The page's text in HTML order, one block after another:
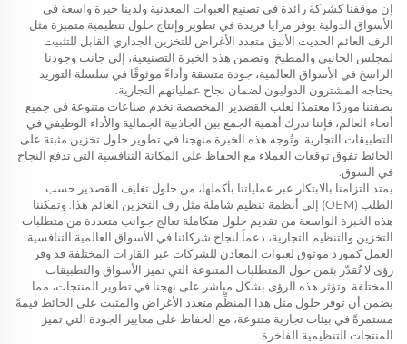
إن موقفنا كشركة رائدة في تصنيع العبوات المعدنية ولدينا خبرة واسعة في
الأسواق الدولية يوفر مزايا فريدة في تطوير وإنتاج حلول تنظيمية متميزة مثل
الرف العائم الحديث الأنيق متعدد الأغراض للتخزين الجداري القابل للتثبيت
لمجلس الجانبي والمطبخ. وتضمن هذه الخبرة التصنيعية، إلى جانب وجودنا
الراسخ في الأسواق العالمية، جودة متسقة وأداءً موثوقًا في سلسلة التوريد
يحتاجه المشترون الدوليون لضمان نجاح عملياتهم التجارية.
بصفتنا موردًا معتمدًا لعلب القصدير المخصصة نخدم صناعات متنوعة في جميع
أنحاء العالم، فإننا ندرك أهمية الجمع بين الجاذبية الجمالية والأداء الوظيفي في
التطبيقات التجارية. وتُوجه هذه الخبرة منهجنا في تطوير حلول تخزين مثبتة على
الحائط تفوق توقعات العملاء مع الحفاظ على المكانة التنافسية التي تدفع النجاح
في السوق.
يمتد التزامنا بالابتكار عبر عملياتنا بأكملها، من حلول تغليف القصدير حسب
الطلب (OEM) إلى أنظمة تنظيم شاملة مثل رف التخزين العائم هذا. وتمكننا
هذه الخبرة الواسعة من تقديم حلول متكاملة تعالج جوانب متعددة من متطلبات
التخزين والتنظيم التجارية، دعماً لنجاح شركائنا في الأسواق العالمية التنافسية.
العمل كمورد موثوق لعبوات المعادن للشركات عبر القارات المختلفة قد وفر
رؤى لا تُقدّر بثمن حول المتطلبات المتنوعة التي تميز الأسواق والتطبيقات
المختلفة. وتؤثر هذه الرؤى بشكل مباشر على نهجنا في تطوير المنتجات، مما
يضمن أن توفر حلول مثل هذا المنظِّم متعدد الأغراض والمثبت على الحائط قيمةً
مستمرةً في بيئات تجارية متنوعة، مع الحفاظ على معايير الجودة التي تميز
المنتجات التنظيمية الفاخرة.